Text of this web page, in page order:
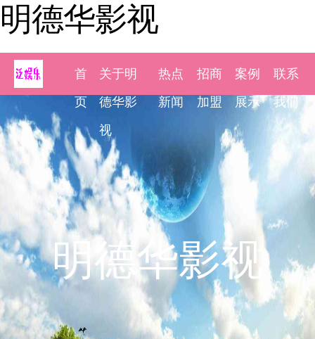
明德华影视
首
页
关于明
德华影
视
热点
新闻
招商
加盟
案例
展示
联系
我们
明德华影视